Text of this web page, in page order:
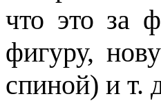
что это за
фигуру,
спиной) и т.